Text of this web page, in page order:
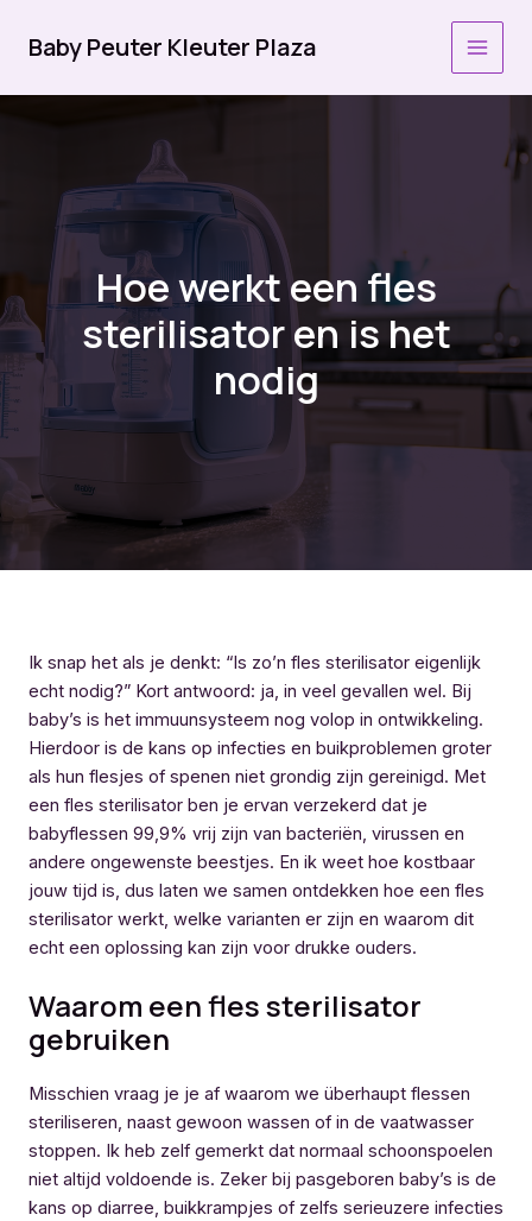
naar
inhoud
Baby Peuter Kleuter Plaza
Hoe werkt een fles
sterilisator en is het
nodig
Ik snap het als je denkt: “Is zo’n fles sterilisator eigenlijk
echt nodig?” Kort antwoord: ja, in veel gevallen wel. Bij
baby’s is het immuunsysteem nog volop in ontwikkeling.
Hierdoor is de kans op infecties en buikproblemen groter
als hun flesjes of spenen niet grondig zijn gereinigd. Met
een fles sterilisator ben je ervan verzekerd dat je
babyflessen 99,9% vrij zijn van bacteriën, virussen en
andere ongewenste beestjes. En ik weet hoe kostbaar
jouw tijd is, dus laten we samen ontdekken hoe een fles
sterilisator werkt, welke varianten er zijn en waarom dit
echt een oplossing kan zijn voor drukke ouders.
Waarom een fles sterilisator
gebruiken
Misschien vraag je je af waarom we überhaupt flessen
steriliseren, naast gewoon wassen of in de vaatwasser
stoppen. Ik heb zelf gemerkt dat normaal schoonspoelen
niet altijd voldoende is. Zeker bij pasgeboren baby’s is de
kans op diarree, buikkrampjes of zelfs serieuzere infecties